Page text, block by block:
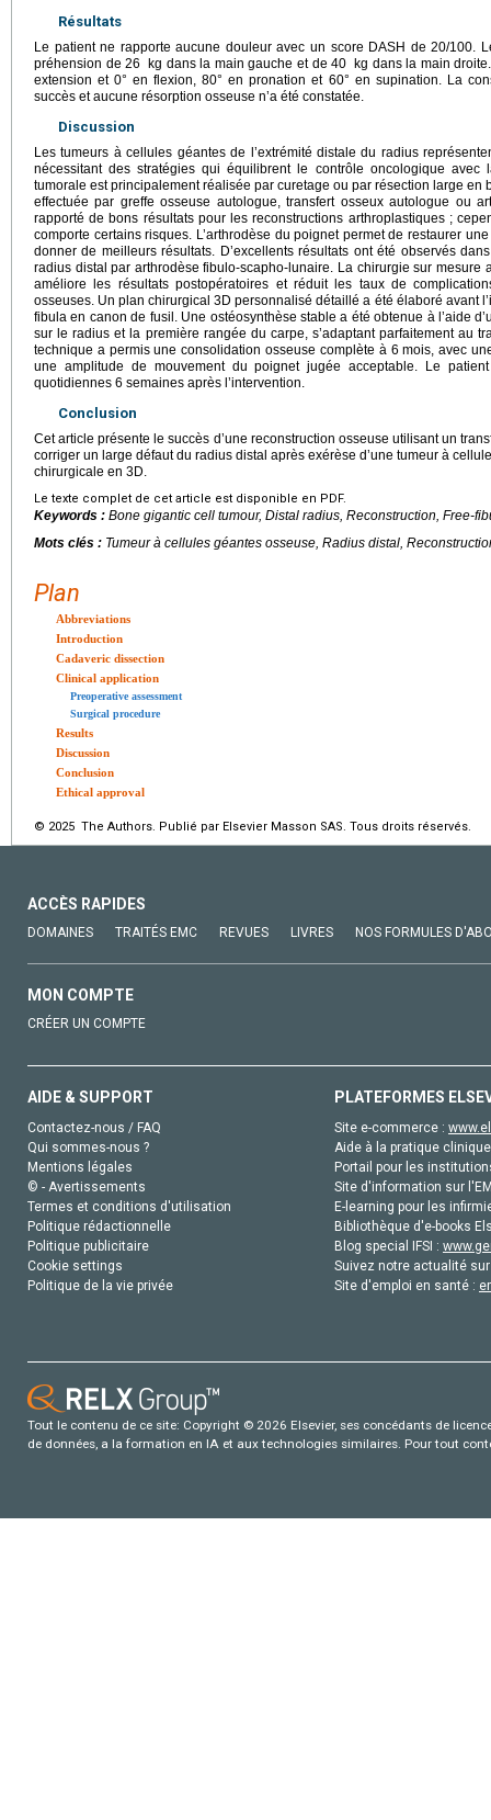
Résultats
Le patient ne rapporte aucune douleur avec un score DASH de 20/100.
préhension de 26
kg dans la main gauche et de 40 kg dans la main
extension et 0° en flexion, 80° en pronation et 60° en supination. La
succès et aucune résorption osseuse n’a été constatée.
Discussion
Les tumeurs à cellules géantes de l’extrémité distale du radius
nécessitant des stratégies qui équilibrent le contrôle oncologique avec
tumorale est principalement réalisée par curetage ou par résection large en
effectuée par greffe osseuse autologue, transfert osseux autologue ou
rapporté de bons résultats pour les reconstructions arthroplastiques ;
comporte certains risques. L’arthrodèse du poignet permet de restaurer
donner de meilleurs résultats. D’excellents résultats ont été observés
radius distal par arthrodèse fibulo-scapho-lunaire. La chirurgie sur mesure
améliore les résultats postopératoires et réduit les taux de
osseuses. Un plan chirurgical 3D personnalisé détaillé a été élaboré avant
fibula en canon de fusil. Une ostéosynthèse stable a été obtenue à l’aide
sur le radius et la première rangée du carpe, s’adaptant parfaitement au
technique a permis une consolidation osseuse complète à 6 mois, avec
une amplitude de mouvement du poignet jugée acceptable. Le
quotidiennes 6 semaines après l’intervention.
Conclusion
Cet article présente le succès d’une reconstruction osseuse utilisant un
corriger un large défaut du radius distal après exérèse d’une tumeur à
chirurgicale en 3D.
Le texte complet de cet article est disponible en PDF.
Keywords : Bone gigantic cell tumour, Distal radius, Reconstruction, Free-
Mots clés : Tumeur à cellules géantes osseuse, Radius distal,
Plan
Abbreviations
Introduction
Cadaveric dissection
Clinical application
Preoperative assessment
Surgical procedure
Results
Discussion
Conclusion
Ethical approval
© 2025 The Authors. Publié par Elsevier Masson SAS. Tous droits réservés.
ACCÈS RAPIDES
DOMAINES TRAITÉS EMC REVUES LIVRES NOS FORMULES
MON COMPTE
CRÉER UN COMPTE
AIDE & SUPPORT
Contactez-nous / FAQ
Qui sommes-nous ?
Mentions légales
© - Avertissements
Termes et conditions d'utilisation
Politique rédactionnelle
Politique publicitaire
Cookie settings
Politique de la vie privée
PLATEFORMES
Site e-commerce :
Aide à la pratique
Portail pour les
Site d'information sur
E-learning pour les
Bibliothèque d'e-books
Blog special IFSI :
Suivez notre actualité
Site d'emploi en santé :
Tout le contenu de ce site: Copyright © 2026 Elsevier, ses concédants de
de données, a la formation en IA et aux technologies similaires. Pour tout